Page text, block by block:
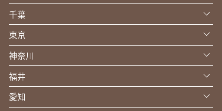
千葉
東京
神奈川
福井
愛知